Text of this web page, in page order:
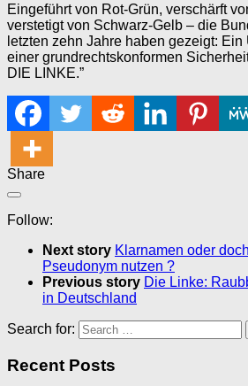
Eingeführt von Rot-Grün, verschärft
verstetigt von Schwarz-Gelb – die
letzten zehn Jahre haben gezeigt:
einer grundrechtskonformen
DIE LINKE.”
Share
Follow:
Next story Klarnamen oder
Pseudonym nutzen ?
Previous story Die Linke:
in Deutschland
Search for:
Recent Posts